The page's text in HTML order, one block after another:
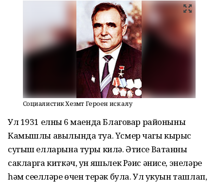
Социалистик Хезмәт Героен искә алу
Ул 1931 елның 6 маенда Благовар районының
Камышлы авылында туа. Үсмер чагы кырыс
сугыш елларына туры килә. Әтисе Ватанны
сакларга киткәч, ун яшьлек Рәис әнисе, энеләре
һәм сеңелләре өчен терәк була. Ул укуын ташлап,